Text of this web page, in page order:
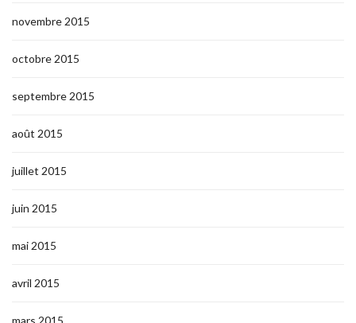
novembre 2015
octobre 2015
septembre 2015
août 2015
juillet 2015
juin 2015
mai 2015
avril 2015